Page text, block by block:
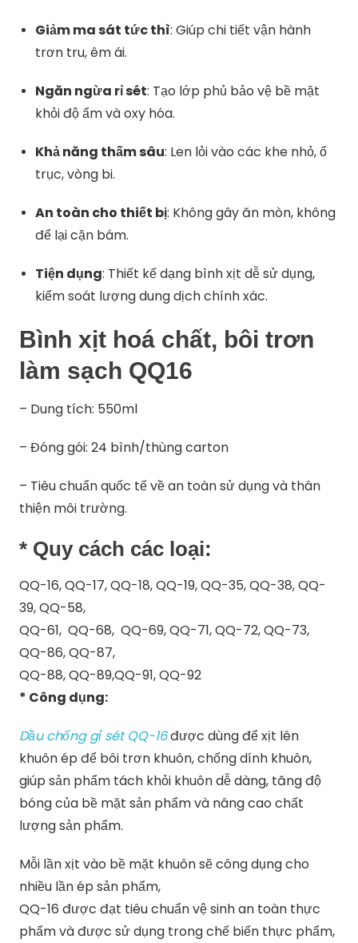
Giảm ma sát tức thì: Giúp chi tiết vận hành
trơn tru, êm ái.
Ngăn ngừa rỉ sét: Tạo lớp phủ bảo vệ bề mặt
khỏi độ ẩm và oxy hóa.
Khả năng thấm sâu: Len lỏi vào các khe nhỏ, ổ
trục, vòng bi.
An toàn cho thiết bị: Không gây ăn mòn, không
để lại cặn bám.
Tiện dụng: Thiết kế dạng bình xịt dễ sử dụng,
kiểm soát lượng dung dịch chính xác.
Bình xịt hoá chất, bôi trơn
làm sạch QQ16
– Dung tích: 550ml
– Đóng gói: 24 bình/thùng carton
– Tiêu chuẩn quốc tế về an toàn sử dụng và thân
thiện môi trường.
* Quy cách các loại:
QQ-16, QQ-17, QQ-18, QQ-19, QQ-35, QQ-38, QQ-
39, QQ-58,
QQ-61, QQ-68, QQ-69, QQ-71, QQ-72, QQ-73,
QQ-86, QQ-87,
QQ-88, QQ-89,QQ-91, QQ-92
* Công dụng:
Dầu chống gỉ sét QQ-16được dùng để xịt lên
khuôn ép để bôi trơn khuôn, chống dính khuôn,
giúp sản phẩm tách khỏi khuôn dễ dàng, tăng độ
bóng của bề mặt sản phẩm và nâng cao chất
lượng sản phẩm.
Mỗi lần xịt vào bề mặt khuôn sẽ công dụng cho
nhiều lần ép sản phẩm,
QQ-16 được đạt tiêu chuẩn vệ sinh an toàn thực
phẩm và được sử dụng trong chế biến thực phẩm,